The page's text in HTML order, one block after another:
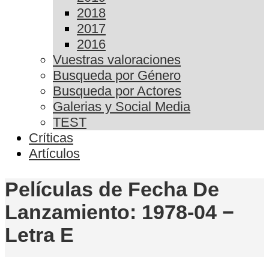
2018
2017
2016
Vuestras valoraciones
Busqueda por Género
Busqueda por Actores
Galerias y Social Media
TEST
Críticas
Artículos
Películas de Fecha De
Lanzamiento: 1978-04 −
Letra E